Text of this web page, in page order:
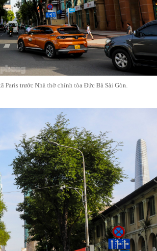
Paris trước Nhà thờ chính tòa Đức Bà Sài Gòn.